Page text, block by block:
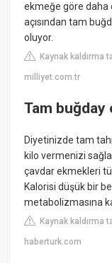
ekmeğe göre daha
açısından tam
oluyor.
Kaynak kaldırma
milliyet.com.tr
Tam buğday
Diyetinizde tam
kilo vermenizi
çavdar ekmekleri
Kalorisi düşük bir
metabolizmasına
Kaynak kaldırma
haberturk.com